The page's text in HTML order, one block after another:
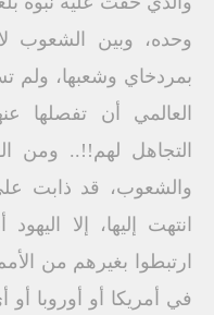
وحده، وبين الشعوب
بمردخاي وشعبها، ولم
العالمي أن تفصلها
التجاهل لهم!!.. ومن
والشعوب، قد ذابت
انتهت إليها، إلا
ارتبطوا بغيرهم من
في أمريكا أو أوروبا